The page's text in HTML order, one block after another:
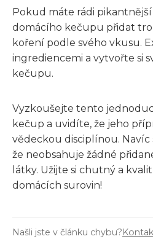
Pokud máte rádi
domácího kečupu přidat
koření podle svého vkusu.
ingrediencemi a vytvořte si
kečupu.
Vyzkoušejte tento
kečup a uvidíte, že jeho
vědeckou disciplínou. Navíc
že neobsahuje žádné
látky. Užijte si chutný a
domácích surovin!
Našli jste v článku chybu?